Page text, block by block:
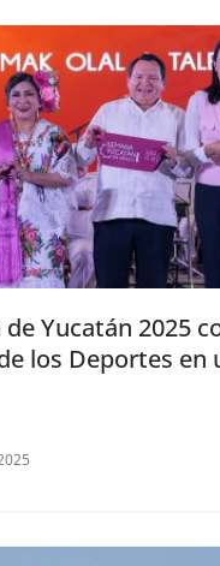
de Yucatán 2025
los Deportes en